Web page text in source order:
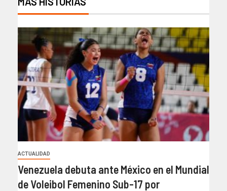
ACTUALIDAD
Venezuela debuta ante México en el Mundial
de Voleibol Femenino Sub-17 por